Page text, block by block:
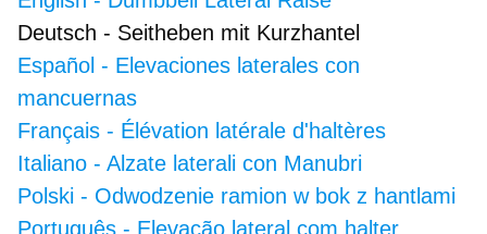
Deutsch - Seitheben mit Kurzhantel
Español - Elevaciones laterales con
mancuernas
Français - Élévation latérale d'haltères
Italiano - Alzate laterali con Manubri
Polski - Odwodzenie ramion w bok z hantlami
Português - Elevação lateral com halter